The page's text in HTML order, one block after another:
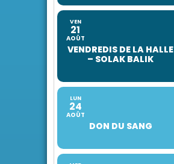
VEN
21
AOÛT
VENDREDIS DE LA HALLE
– SOLAK BALIK
LUN
24
AOÛT
DON DU SANG